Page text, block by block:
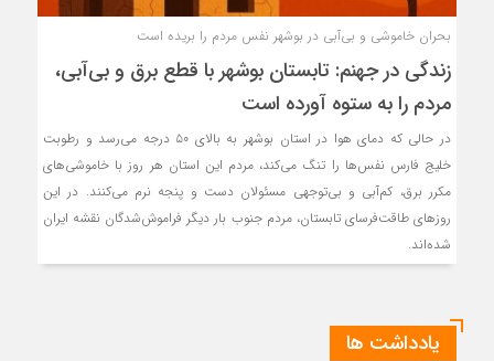
بحران خاموشی و بی‌آبی در بوشهر نفس مردم را بریده است
زندگی در جهنم: تابستان بوشهر با قطع برق و بی‌آبی،
مردم را به ستوه آورده است
در حالی که دمای هوا در استان بوشهر به بالای ۵۰ درجه می‌رسد و رطوبت
خلیج فارس نفس‌ها را تنگ می‌کند، مردم این استان هر روز با خاموشی‌های
مکرر برق، کم‌آبی و بی‌توجهی مسئولان دست و پنجه نرم می‌کنند. در این
روزهای طاقت‌فرسای تابستان، مردم جنوب بار دیگر فراموش‌شدگان نقشه ایران
شده‌اند.
یادداشت ها